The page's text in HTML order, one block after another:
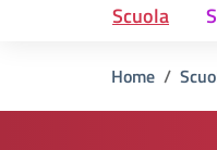
Scuola
Home